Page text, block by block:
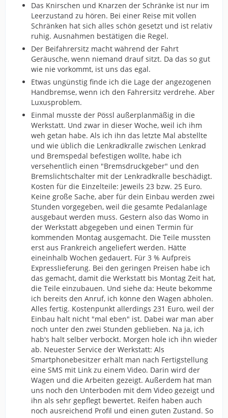
Das Knirschen und Knarzen der Schränke ist nur im
Leerzustand zu hören. Bei einer Reise mit vollen
Schränken hat sich alles schön gesetzt und ist relativ
ruhig. Ausnahmen bestätigen die Regel.
Der Beifahrersitz macht während der Fahrt
Geräusche, wenn niemand drauf sitzt. Da das so gut
wie nie vorkommt, ist uns das egal.
Etwas ungünstig finde ich die Lage der angezogenen
Handbremse, wenn ich den Fahrersitz verdrehe. Aber
Luxusproblem.
Einmal musste der Pössl außerplanmäßig in die
Werkstatt. Und zwar in dieser Woche, weil ich ihm
weh getan habe. Als ich ihn das letzte Mal abstellte
und wie üblich die Lenkradkralle zwischen Lenkrad
und Bremspedal befestigen wollte, habe ich
versehentlich einen "Bremsdruckgeber" und den
Bremslichtschalter mit der Lenkradkralle beschädigt.
Kosten für die Einzelteile: Jeweils 23 bzw. 25 Euro.
Keine große Sache, aber für dein Einbau werden zwei
Stunden vorgegeben, weil die gesamte Pedalanlage
ausgebaut werden muss. Gestern also das Womo in
der Werkstatt abgegeben und einen Termin für
kommenden Montag ausgemacht. Die Teile mussten
erst aus Frankreich angeliefert werden. Hätte
eineinhalb Wochen gedauert. Für 3 % Aufpreis
Expresslieferung. Bei den geringen Preisen habe ich
das gemacht, damit die Werkstatt bis Montag Zeit hat,
die Teile einzubauen. Und siehe da: Heute bekomme
ich bereits den Anruf, ich könne den Wagen abholen.
Alles fertig. Kostenpunkt allerdings 231 Euro, weil der
Einbau halt nicht "mal eben" ist. Dabei war man aber
noch unter den zwei Stunden geblieben. Na ja, ich
hab's halt selber verbockt. Morgen hole ich ihn wieder
ab. Neuester Service der Werkstatt: Als
Smartphonebesitzer erhält man nach Fertigstellung
eine SMS mit Link zu einem Video. Darin wird der
Wagen und die Arbeiten gezeigt. Außerdem hat man
uns noch den Unterboden mit dem Video gezeigt und
ihn als sehr gepflegt bewertet. Reifen haben auch
noch ausreichend Profil und einen guten Zustand. So